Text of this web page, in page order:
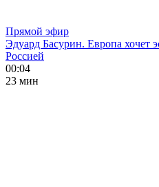
Прямой эфир
Эдуард Басурин. Европа хочет
Россией
00:04
23 мин